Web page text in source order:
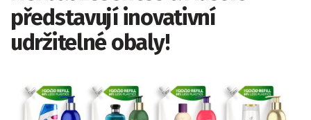
představují inovativní
udržitelné obaly!